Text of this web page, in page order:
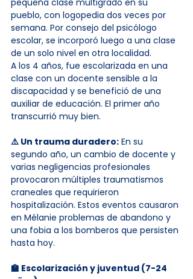
pequeña clase multigrado en su
pueblo, con logopedia dos veces por
semana. Por consejo del psicólogo
escolar, se incorporó luego a una clase
de un solo nivel en otra localidad.
A los 4 años, fue escolarizada en una
clase con un docente sensible a la
discapacidad y se benefició de una
auxiliar de educación. El primer año
transcurrió muy bien.
⚠️ Un trauma duradero: En su
segundo año, un cambio de docente y
varias negligencias profesionales
provocaron múltiples traumatismos
craneales que requirieron
hospitalización. Estos eventos causaron
en Mélanie problemas de abandono y
una fobia a los bomberos que persisten
hasta hoy.
🏫 Escolarización y juventud (7-24